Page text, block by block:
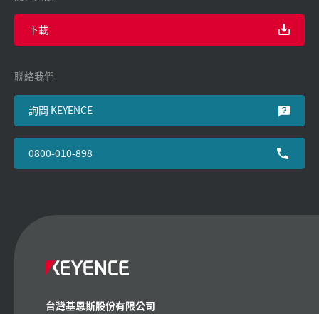
下載
聯絡我們
詢問 KEYENCE
0800-010-898
台灣基恩斯股份有限公司